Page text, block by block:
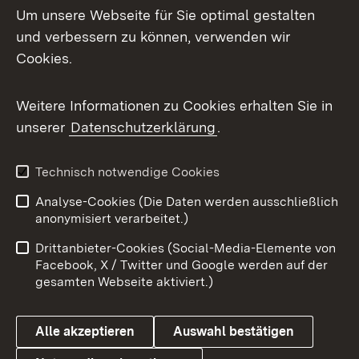
Facebook
X / Twitter
Youtube
Impressum
Kontakt
Barrierefreiheit
Datenschutz
Cookies
Um unsere Webseite für Sie optimal gestalten
und verbessern zu können, verwenden wir
Cookies.
Weitere Informationen zu Cookies erhalten Sie in
unserer Datenschutzerklärung.
Technisch notwendige Cookies
Analyse-Cookies (Die Daten werden ausschließlich
anonymisiert verarbeitet.)
Drittanbieter-Cookies (Social-Media-Elemente von
Facebook, X / Twitter und Google werden auf der
gesamten Webseite aktiviert.)
Alle akzeptieren Auswahl bestätigen